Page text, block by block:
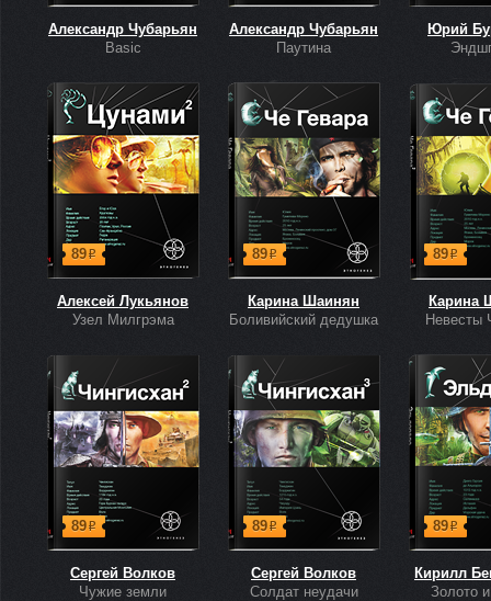
Александр Чубарьян
Basic
Александр Чубарьян
Паутина
Юрий
89р
Алексей Лукьянов
Узел Милгрэма
89р
Карина Шаинян
Боливийский дедушка
89р
Карина
Невесты
89р
Сергей Волков
Чужие земли
89р
Сергей Волков
Солдат неудачи
89р
Кирилл
Золото